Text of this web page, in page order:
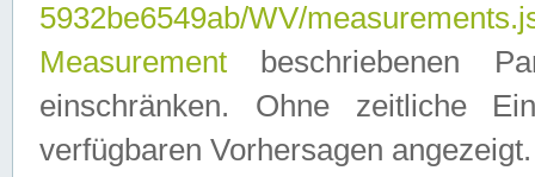
5932be6549ab/WV/
Measurement beschriebenen
einschränken. Ohne zeitliche
verfügbaren Vorhersagen angezeigt.